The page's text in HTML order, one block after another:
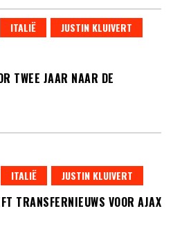
ITALIË
JUSTIN KLUIVERT
TWEE JAAR NAAR DE
ITALIË JUSTIN KLUIVERT
TRANSFERNIEUWS VOOR AJAX